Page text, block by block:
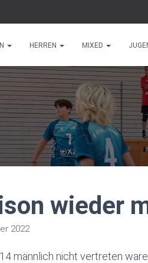
HERREN MIXED
wieder
2022
männlich nicht vertreten